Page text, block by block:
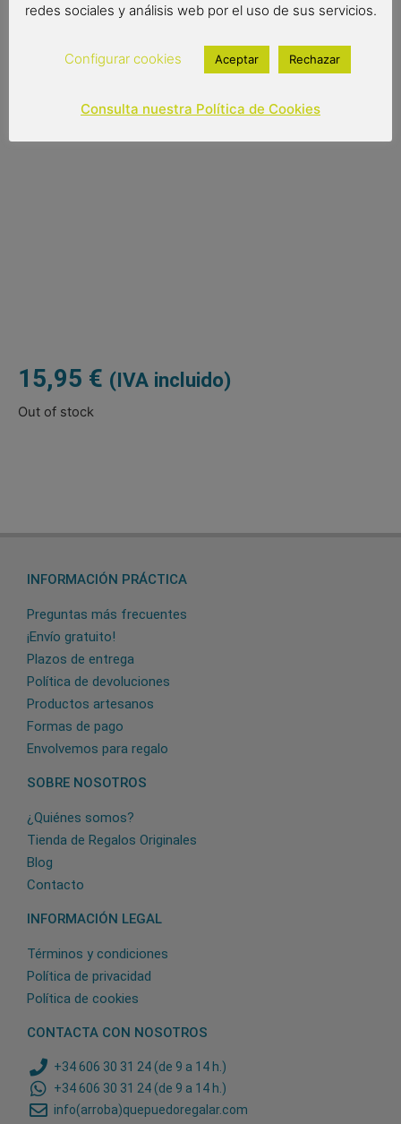
-Medidas del abanico: 23 cm de largo / Peso: 78 gr
-Medidas de la caja de cartón: 23,5×4,5×2 cm / Peso: 14
15,95 € (IVA incluido)
Out of stock
INFORMACIÓN PRÁCTICA
Preguntas más frecuentes
¡Envío gratuito!
Plazos de entrega
Política de devoluciones
Productos artesanos
Formas de pago
Envolvemos para regalo
SOBRE NOSOTROS
¿Quiénes somos?
Tienda de Regalos Originales
Blog
Contacto
INFORMACIÓN LEGAL
Términos y condiciones
Política de privacidad
Política de cookies
CONTACTA CON NOSOTROS
+34 606 30 31 24 (de 9 a 14 h.)
+34 606 30 31 24 (de 9 a 14 h.)
info(arroba)quepuedoregalar.com
redes sociales y análisis web por el uso de sus servicios.
Configurar cookies Aceptar Rechazar
Consulta nuestra Política de Cookies